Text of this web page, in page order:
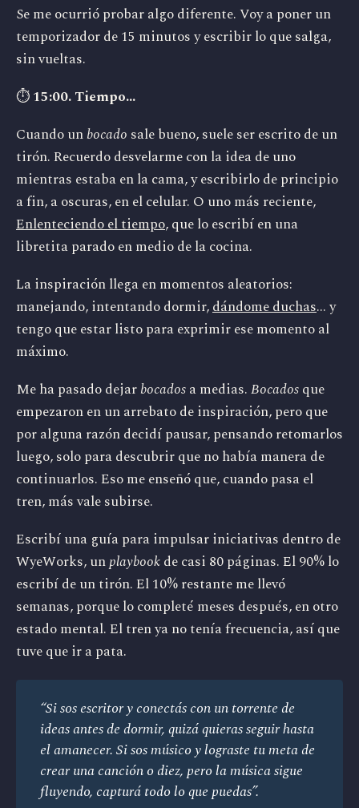
Se me ocurrió probar algo diferente. Voy a poner un
temporizador de 15 minutos y escribir lo que salga,
sin vueltas.
⏱️15:00. Tiempo...
Cuando unbocado sale bueno, suele ser escrito de un
tirón. Recuerdo desvelarme con la idea de uno
mientras estaba en la cama, y escribirlo de principio
a fin, a oscuras, en el celular. O uno más reciente,
Enlenteciendo el tiempo, que lo escribí en una
libretita parado en medio de la cocina.
La inspiración llega en momentos aleatorios:
manejando, intentando dormir,dándome duchas... y
tengo que estar listo para exprimir ese momento al
máximo.
Me ha pasado dejarbocadosa medias.Bocadosque
empezaron en un arrebato de inspiración, pero que
por alguna razón decidí pausar, pensando retomarlos
luego, solo para descubrir que no había manera de
continuarlos. Eso me enseñó que, cuando pasa el
tren, más vale subirse.
Escribí una guía para impulsar iniciativas dentro de
WyeWorks, unplaybookde casi 80 páginas. El 90% lo
escribí de un tirón. El 10% restante me llevó
semanas, porque lo completé meses después, en otro
estado mental. El tren ya no tenía frecuencia, así que
tuve que ir a pata.
“Si sos escritor y conectás con un torrente de
ideas antes de dormir, quizá quieras seguir hasta
el amanecer. Si sos músico y lograste tu meta de
crear una canción o diez, pero la música sigue
fluyendo, capturá todo lo que puedas”.